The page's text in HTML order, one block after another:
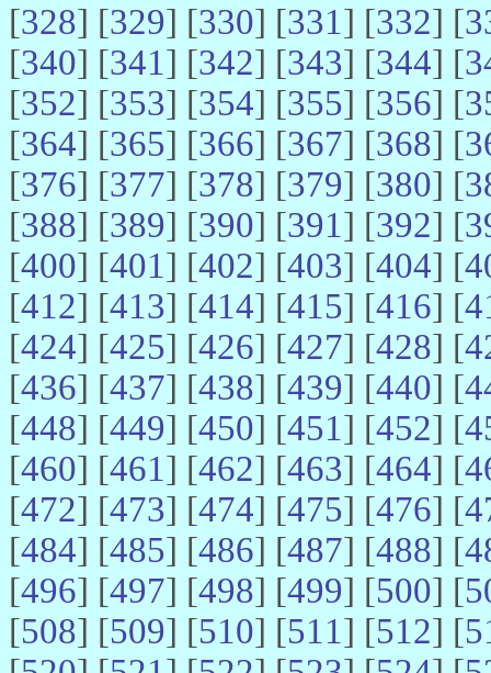
[328] [329] [330] [331] [332] [
[340] [341] [342] [343] [344] [
[352] [353] [354] [355] [356] [
[364] [365] [366] [367] [368] [
[376] [377] [378] [379] [380] [
[388] [389] [390] [391] [392] [
[400] [401] [402] [403] [404] [
[412] [413] [414] [415] [416] [
[424] [425] [426] [427] [428] [
[436] [437] [438] [439] [440] [
[448] [449] [450] [451] [452] [
[460] [461] [462] [463] [464] [
[472] [473] [474] [475] [476] [
[484] [485] [486] [487] [488] [
[496] [497] [498] [499] [500] [
[508] [509] [510] [511] [512] [